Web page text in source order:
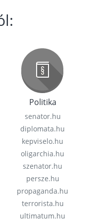
Politika
senator.hu
diplomata.hu
kepviselo.hu
oligarchia.hu
szenator.hu
persze.hu
propaganda.hu
terrorista.hu
ultimatum.hu